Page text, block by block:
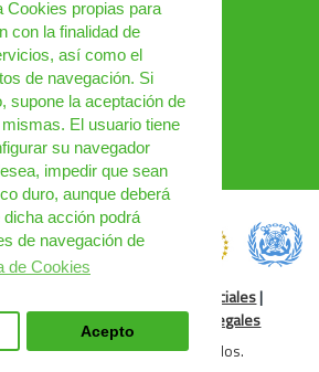
Cookies propias para
con la finalidad de
así como el
de navegación. Si
supone la aceptación de
El usuario tiene
su navegador
impedir que sean
duro, aunque deberá
acción podrá
de navegación de
de Cookies
Acepto
SOMOS?
Redes Sociales|
Cláusulas legales
© Todos los derechos reservados.